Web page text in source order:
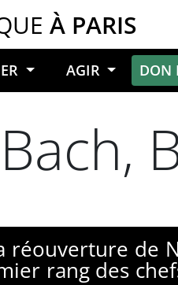
À PARIS
AGIR DON
de
rang des